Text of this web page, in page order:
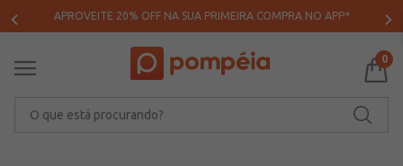
APROVEITE 20% OFF NA SUA PRIMEIRA COMPRA NO APP*
0